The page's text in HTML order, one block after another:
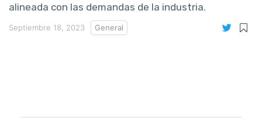
alineada con las demandas de la industria.
Septiembre 18, 2023 General